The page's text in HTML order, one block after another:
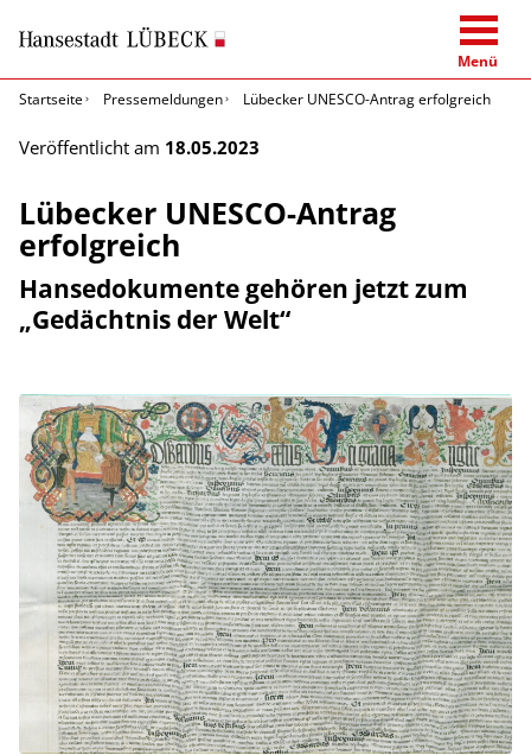
Menü
Startseite
Pressemeldungen Lübecker UNESCO-Antrag erfolgreich
Veröffentlicht am 18.05.2023
Lübecker UNESCO-Antrag
erfolgreich
Hansedokumente gehören jetzt zum
„Gedächtnis der Welt“